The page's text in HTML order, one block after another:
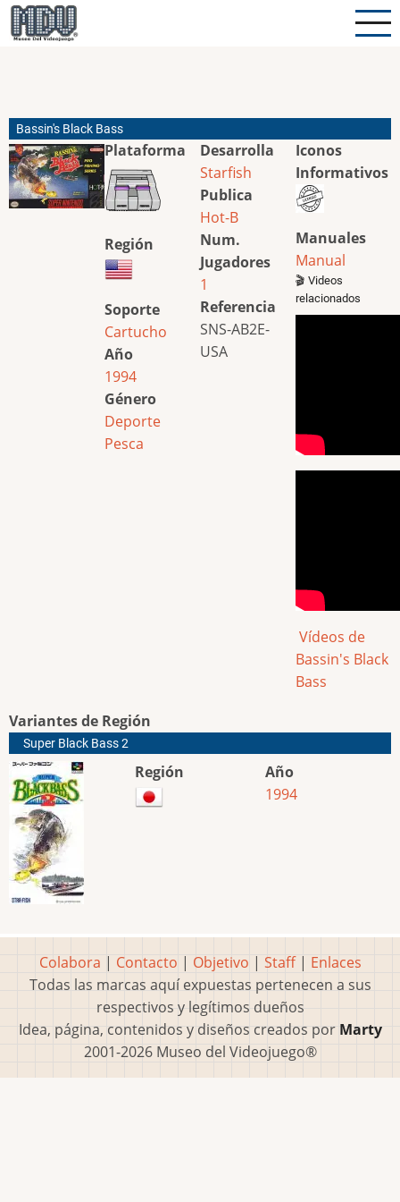
Pasar
al
Bassin's Black Bass
Plataforma
Región
Soporte
Cartucho
Año
1994
Género
Deporte
Pesca
Desarrolla
Starfish
Publica
Hot-B
Num.
Jugadores
1
Referencia
SNS-AB2E-
USA
Iconos
Informativos
Manuales
Manual
🎬 Videos
relacionados
Vídeos de
Bassin's Black
Bass
Variantes de Región
Super Black Bass 2
Región
Año
1994
Colabora | Contacto | Objetivo | Staff| Enlaces
Todas las marcas aquí expuestas pertenecen a sus
respectivos y legítimos dueños
Idea, página, contenidos y diseños creados por Marty
2001-2026 Museo del Videojuego®